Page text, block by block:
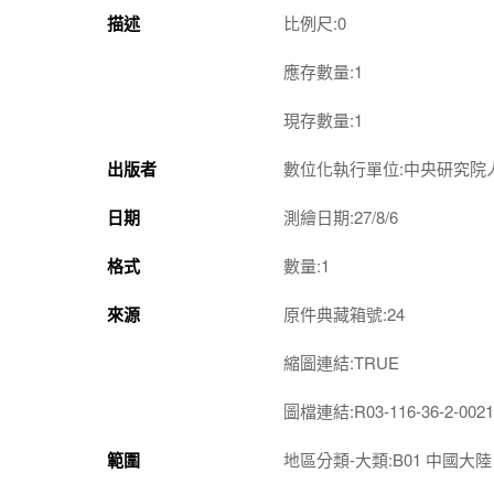
描述 比例尺:0
應存數量:1
現存數量:1
出版者 數位化執行單位:中央研究
日期 測繪日期:27/8/6
格式 數量:1
來源 原件典藏箱號:24
縮圖連結:TRUE
圖檔連結:R03-116-36-2-0021
範圍 地區分類-大類:B01 中國大陸